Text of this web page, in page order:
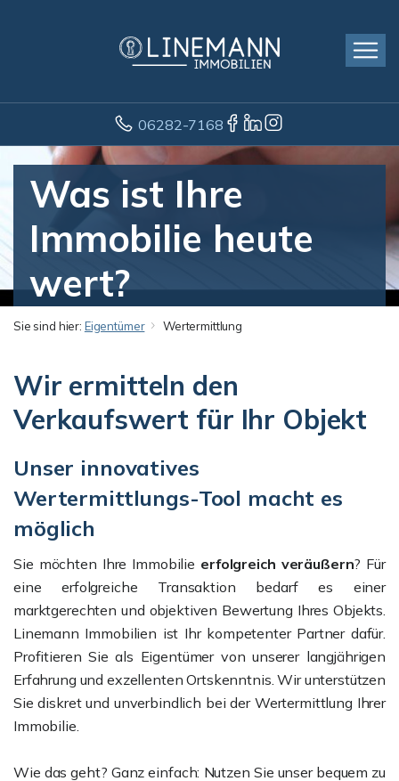
06282-7168
Was ist Ihre
Immobilie heute
wert?
Sie sind hier: Eigentümer Wertermittlung
Wir ermitteln den
Verkaufswert für Ihr Objekt
Unser innovatives
Wertermittlungs-Tool macht es
möglich
Sie möchten Ihre Immobilie erfolgreich veräußern? Für
eine erfolgreiche Transaktion bedarf es einer
marktgerechten und objektiven Bewertung Ihres Objekts.
Linemann Immobilien ist Ihr kompetenter Partner dafür.
Profitieren Sie als Eigentümer von unserer langjährigen
Erfahrung und exzellenten Ortskenntnis. Wir unterstützen
Sie diskret und unverbindlich bei der Wertermittlung Ihrer
Immobilie.
Wie das geht? Ganz einfach: Nutzen Sie unser bequem zu